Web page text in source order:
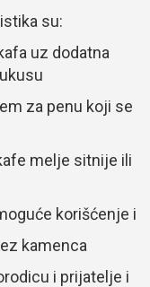
su:
uz dodatna
za penu koji se
melje sitnije ili
korišćenje i
kamenca
i prijatelje i